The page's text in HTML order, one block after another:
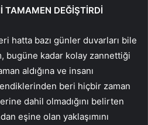
TAMAMEN DEĞİŞTİRDİ
hatta bazı günler duvarları bile
bugüne kadar kolay zannettiği
aldığına ve insanı
beri hiçbir zaman
dahil olmadığını belirten
eşine olan yaklaşımını